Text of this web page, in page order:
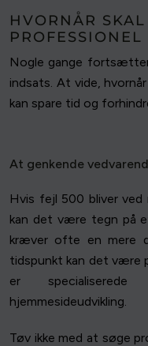
HVORNÅR
Nogle gange
indsats. At vide,
kan spare tid og
At genkende
Hvis fejl 500 bliver
kan det være tegn på
kræver ofte en mere
tidspunkt kan det være
er
hjemmesideudvikling.
Tøv ikke med at søge